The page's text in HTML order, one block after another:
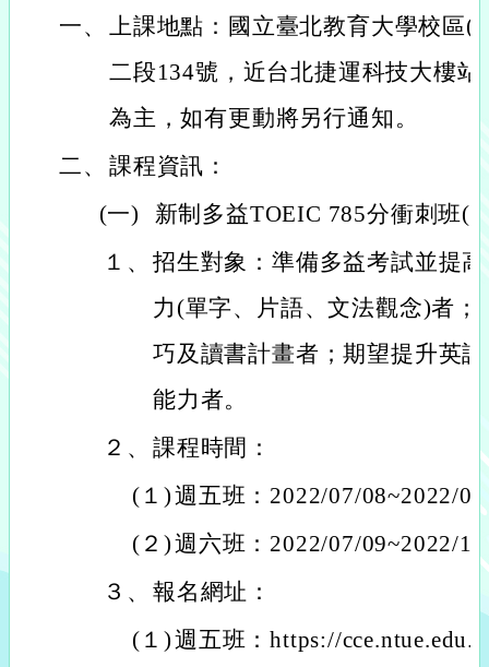
一、 上課地點：國立臺北教育大學校區(
二段134號，近台北捷運科技大樓
為主，如有更動將另行通知。
二、 課程資訊：
(一)
新制多益TOEIC 785分衝刺班
１、 招生對象：準備多益考試並提
力(單字、片語、文法觀念)者
巧及讀書計畫者；期望提升英
能力者。
２、 課程時間：
(１)週五班：2022/07/08~2022/
(２)週六班：2022/07/09~2022/
３、 報名網址：
(１)週五班：https://